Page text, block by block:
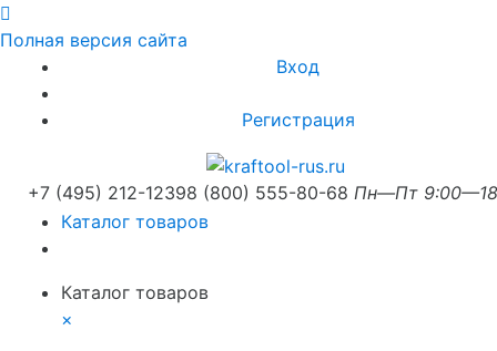
Полная версия сайта
Вход
Регистрация
+7 (495) 212-12398 (800) 555-80-68 Пн—Пт
Каталог товаров
Каталог товаров
×